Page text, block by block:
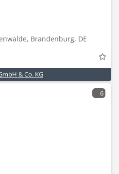
Brandenburg, DE
& Co. KG
6